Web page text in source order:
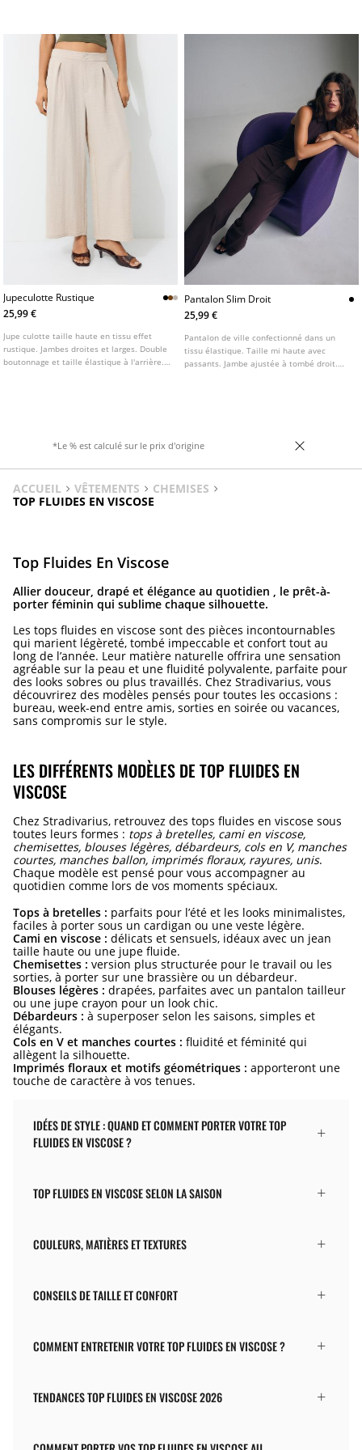
Jupeculotte Rustique
25,99 €
Jupe culotte taille haute en tissu effet
rustique. Jambes droites et larges. Double
boutonnage et taille élastique à l'arrière.
Pantalon Slim Droit
25,99 €
Pantalon de ville confectionné dans un
tissu élastique. Taille mi haute avec
passants. Jambe ajustée à tombé droit.
*Le % est calculé sur le prix d'origine
ACCUEIL VÊTEMENTS
CHEMISES
TOP FLUIDES EN VISCOSE
Top Fluides En Viscose
Allier douceur, drapé et élégance au quotidien , le prêt-à-
porter féminin qui sublime chaque silhouette.
Les tops fluides en viscose sont des pièces incontournables
qui marient légèreté, tombé impeccable et confort tout au
long de l’année. Leur matière naturelle offrira une sensation
agréable sur la peau et une fluidité polyvalente, parfaite pour
des looks sobres ou plus travaillés. Chez Stradivarius, vous
découvrirez des modèles pensés pour toutes les occasions :
bureau, week-end entre amis, sorties en soirée ou vacances,
sans compromis sur le style.
LES DIFFÉRENTS MODÈLES DE TOP FLUIDES EN
VISCOSE
Chez Stradivarius, retrouvez des tops fluides en viscose sous
toutes leurs formes : tops à bretelles, cami en viscose,
chemisettes, blouses légères, débardeurs, cols en V, manches
courtes, manches ballon, imprimés floraux, rayures, unis.
Chaque modèle est pensé pour vous accompagner au
quotidien comme lors de vos moments spéciaux.
Tops à bretelles : parfaits pour l’été et les looks minimalistes,
faciles à porter sous un cardigan ou une veste légère.
Cami en viscose : délicats et sensuels, idéaux avec un jean
taille haute ou une jupe fluide.
Chemisettes : version plus structurée pour le travail ou les
sorties, à porter sur une brassière ou un débardeur.
Blouses légères : drapées, parfaites avec un pantalon tailleur
ou une jupe crayon pour un look chic.
Débardeurs : à superposer selon les saisons, simples et
élégants.
Cols en V et manches courtes : fluidité et féminité qui
allègent la silhouette.
Imprimés floraux et motifs géométriques : apporteront une
touche de caractère à vos tenues.
IDÉES DE STYLE : QUAND ET COMMENT PORTER VOTRE TOP
FLUIDES EN VISCOSE ?
TOP FLUIDES EN VISCOSE SELON LA SAISON
COULEURS, MATIÈRES ET TEXTURES
CONSEILS DE TAILLE ET CONFORT
COMMENT ENTRETENIR VOTRE TOP FLUIDES EN VISCOSE ?
TENDANCES TOP FLUIDES EN VISCOSE 2026